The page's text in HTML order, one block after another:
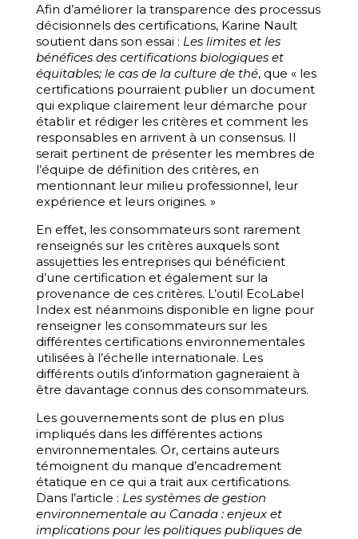
Afin d’améliorer la transparence des processus
décisionnels des certifications, Karine Nault
soutient dans son essai : Les limites et les
bénéfices des certifications biologiques et
équitables; le cas de la culture de thé, que « les
certifications pourraient publier un document
qui explique clairement leur démarche pour
établir et rédiger les critères et comment les
responsables en arrivent à un consensus. Il
serait pertinent de présenter les membres de
l’équipe de définition des critères, en
mentionnant leur milieu professionnel, leur
expérience et leurs origines. »
En effet, les consommateurs sont rarement
renseignés sur les critères auxquels sont
assujetties les entreprises qui bénéficient
d’une certification et également sur la
provenance de ces critères. L’outil EcoLabel
Index est néanmoins disponible en ligne pour
renseigner les consommateurs sur les
différentes certifications environnementales
utilisées à l’échelle internationale. Les
différents outils d’information gagneraient à
être davantage connus des consommateurs.
Les gouvernements sont de plus en plus
impliqués dans les différentes actions
environnementales. Or, certains auteurs
témoignent du manque d’encadrement
étatique en ce qui a trait aux certifications.
Dans l’article : Les systèmes de gestion
environnementale au Canada : enjeux et
implications pour les politiques publiques de